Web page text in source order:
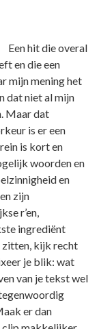
Een hit die overal
en die een
mijn mening het
dat niet al mijn
Maar dat
is er een
is kort en
woorden en
en
zijn
r’en,
ingrediënt
zitten, kijk recht
je blik: wat
van je tekst wel
er dan